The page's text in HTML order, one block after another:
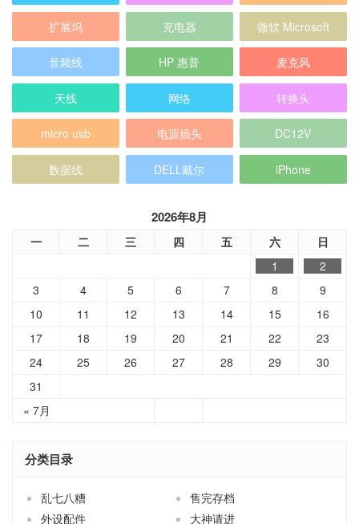
扩展坞 充电器 微软 Microsoft
音频线 HP 惠普 麦克风
天线 网络 转换头
micro usb 电源插头 DC12V
数据线 DELL戴尔 iPhone
2026年8月
一 二 三 四 五 六 日
« 7月
1
2
3
4 5 6 7 8
9
10
11 12 13 14 15
16
17
18 19 20 21 22
23
24
25 26 27 28 29
30
31
分类目录
乱七八糟
售完存档
外设配件
大神请进